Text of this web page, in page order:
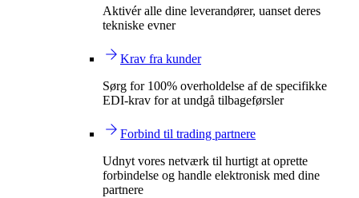
Aktivér alle dine leverandører, uanset deres
tekniske evner
Krav fra kunder
Sørg for 100% overholdelse af de specifikke
EDI-krav for at undgå tilbageførsler
Forbind til trading partnere
Udnyt vores netværk til hurtigt at oprette
forbindelse og handle elektronisk med dine
partnere